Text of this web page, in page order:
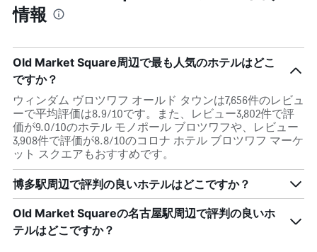
情報
Old Market Square周辺で最も人気のホテルはどこ
ですか？
ウィンダム ヴロツワフ オールド タウンは7,656件のレビュ
ーで平均評価は8.9/10です。また、レビュー3,802件で評
価が9.0/10のホテル モノポール ブロツワフや、レビュー
3,908件で評価が8.8/10のコロナ ホテル ブロツワフ マーケ
ット スクエアもおすすめです。
博多駅周辺で評判の良いホテルはどこですか？
Old Market Squareの名古屋駅周辺で評判の良いホ
テルはどこですか？